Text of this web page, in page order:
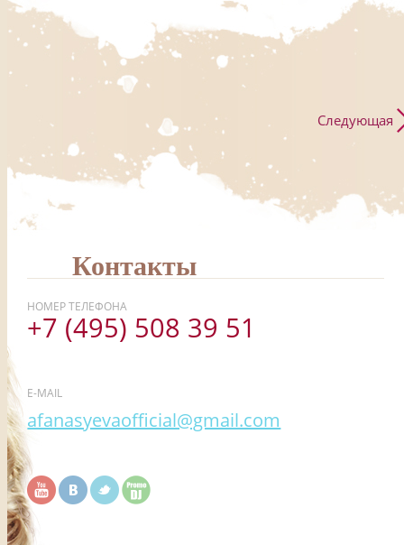
Следующая
Контакты
НОМЕР ТЕЛЕФОНА
+7 (495) 508 39 51
E-MAIL
afanasyevaofficial@gmail.com